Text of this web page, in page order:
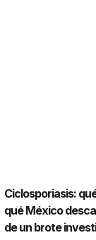
Ciclosporiasis:
qué México
de un brote